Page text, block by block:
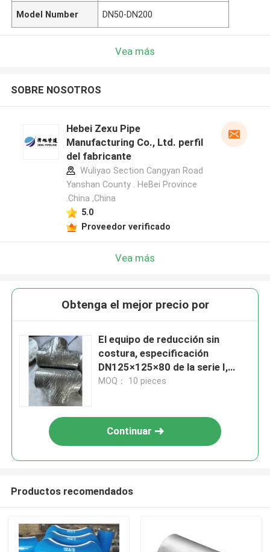
Model Number DN50-DN200
Vea más
SOBRE NOSOTROS
Hebei Zexu Pipe
Manufacturing Co., Ltd. perfil
del fabricante
Wuliyao Section Cangyan Road
Yanshan County . HeBei Province
.China ,China
5.0
Proveedor verificado
Vea más
Obtenga el mejor precio por
El equipo de reducción sin
costura, especificación
DN125×125×80 de la serie I,
cabeza 141.3*7.6, tubo de
MOQ： 10 pieces
Continuar
Productos recomendados